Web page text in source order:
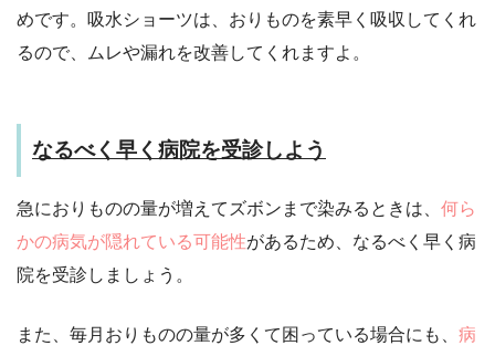
めです。吸水ショーツは、おりものを素早く吸収してくれ
るので、ムレや漏れを改善してくれますよ。
なるべく早く病院を受診しよう
急におりものの量が増えてズボンまで染みるときは、 何ら
かの病気が隠れている可能性があるため、なるべく早く病
院を受診しましょう。
また、毎月おりものの量が多くて困っている場合にも、 病